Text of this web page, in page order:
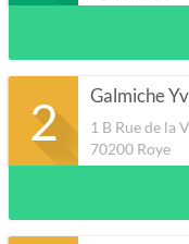
2 Galmiche
1 B Rue de la
70200 Roye